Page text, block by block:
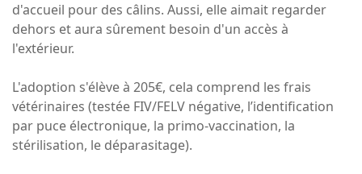
d'accueil pour des câlins. Aussi, elle aimait regarder
dehors et aura sûrement besoin d'un accès à
l'extérieur.
L'adoption s'élève à 205€, cela comprend les frais
vétérinaires (testée FIV/FELV négative, l’identification
par puce électronique, la primo-vaccination, la
stérilisation, le déparasitage).